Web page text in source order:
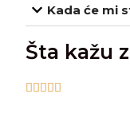
Kada će mi
Šta kažu
    